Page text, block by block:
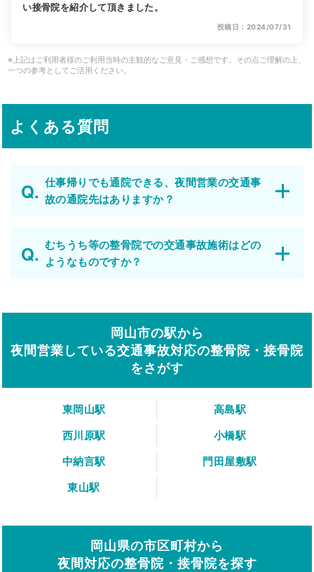
い接骨院を紹介して頂きました。
投稿日：2024/07/31
※上記はご利用者様のご利用当時の主観的なご意見・ご感想です。その点ご理解の上、
一つの参考としてご活用ください。
よくある質問
仕事帰りでも通院できる、夜間営業の交通事
故の通院先はありますか？
むちうち等の整骨院での交通事故施術はどの
ようなものですか？
岡山市の駅から
夜間営業している交通事故対応の整骨院・接骨院
をさがす
東岡山駅
高島駅
西川原駅
小橋駅
中納言駅
門田屋敷駅
東山駅
岡山県の市区町村から
夜間対応の整骨院・接骨院を探す